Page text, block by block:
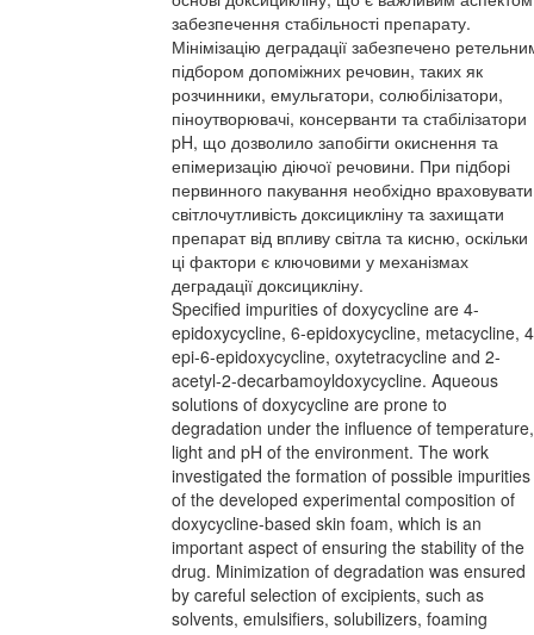
забезпечення стабільності препарату.
Мінімізацію деградації забезпечено
підбором допоміжних речовин, таких як
розчинники, емульгатори, солюбілізатори,
піноутворювачі, консерванти та стабілізатори
pH, що дозволило запобігти окиснення та
епімеризацію діючої речовини. При підборі
первинного пакування необхідно враховувати
світлочутливість доксицикліну та захищати
препарат від впливу світла та кисню, оскільки
ці фактори є ключовими у механізмах
деградації доксицикліну.
Specified impurities of doxycycline are 4-
epidoxycycline, 6-epidoxycycline, metacycline,
epi-6-epidoxycycline, oxytetracycline and 2-
acetyl-2-decarbamoyldoxycycline. Aqueous
solutions of doxycycline are prone to
degradation under the influence of temperature,
light and pH of the environment. The work
investigated the formation of possible impurities
of the developed experimental composition of
doxycycline-based skin foam, which is an
important aspect of ensuring the stability of the
drug. Minimization of degradation was ensured
by careful selection of excipients, such as
solvents, emulsifiers, solubilizers, foaming